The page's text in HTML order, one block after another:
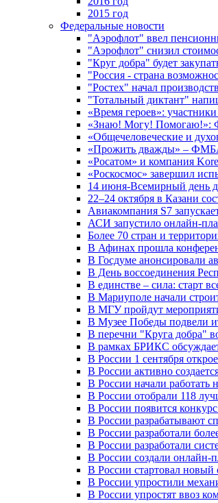
2015 год
Федеральные новости
"Аэрофлот" ввел
"Аэрофлот" снизил
"Круг добра" будет
"Россия - страна
"Ростех" начал
"Тотальный диктант"
«Время героев»:
«Знаю! Могу! Помогаю!»:
«Общечеловеческие и
«Прожить дважды» – ФМБА
«Росатом» и компания
«Роскосмос» завершил
14 июня-Всемирный день
22–24 октября в Казани
Авиакомпания S7
АСИ запустило онлайн-
Более 70 стран и
В Афинах прошла
В Госдуме анонсировали
В День воссоединения
В единстве – сила: старт
В Мариуполе начали
В МГУ пройдут
В Музее Победы подвели
В перечни "Круга добра"
В рамках БРИКС
В России 1 сентября
В России активно
В России начали
В России отобрали 118
В России появится
В России разрабатывают
В России разработали
В России разработали
В России создали
В России стартовал
В России упростили
В России упростят ввоз